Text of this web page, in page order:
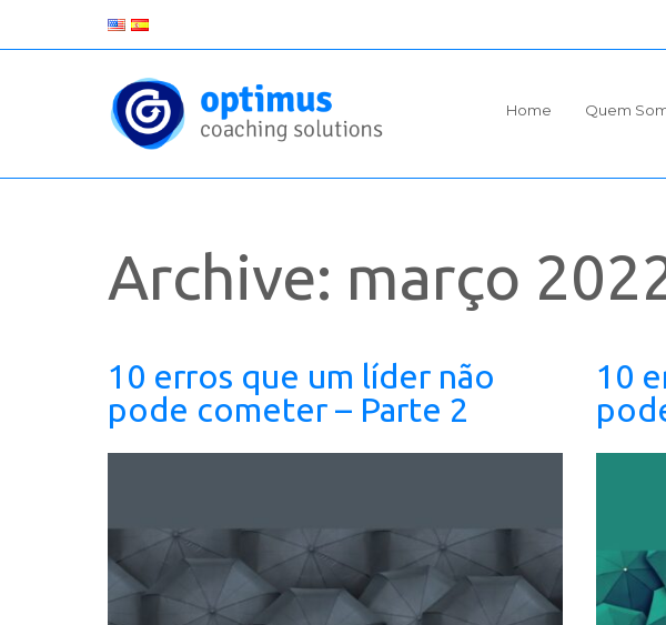
Home Quem
Archive: março
10 erros que um líder não
pode cometer – Parte 2
10